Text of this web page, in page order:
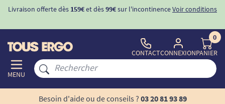
Livraison offerte dès 159€et dès99€sur l'incontinenceVoir conditions
MENU
CONTACTCONNEXION
0
PANIER
Besoin d'aide ou de conseils ? 03 20 81 93 89